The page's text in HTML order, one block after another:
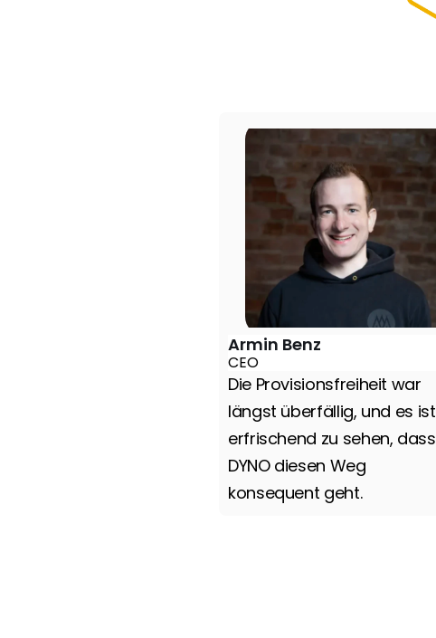
Armin Benz
CEO
Die Provisionsfreiheit war
längst überfällig, und es ist
erfrischend zu sehen, dass
DYNO diesen Weg
konsequent geht.